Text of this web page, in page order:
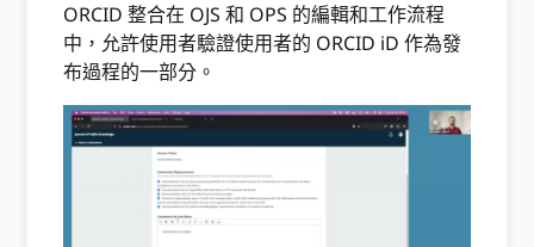
ORCID 整合在 OJS 和 OPS 的編輯和工作流程
中，允許使用者驗證使用者的 ORCID iD 作為發
布過程的一部分。